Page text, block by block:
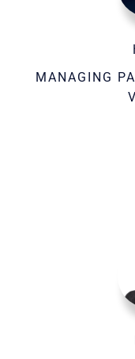
MANAGING